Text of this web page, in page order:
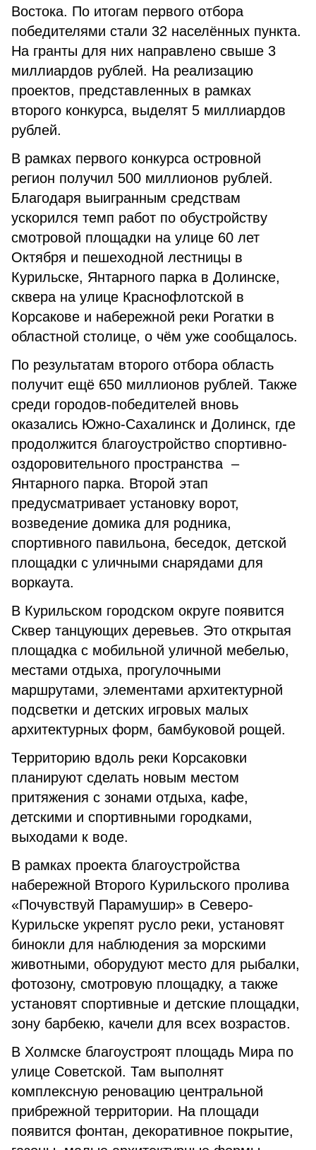
Востока. По итогам первого отбора
победителями стали 32 населённых пункта.
На гранты для них направлено свыше 3
миллиардов рублей. На реализацию
проектов, представленных в рамках
второго конкурса, выделят 5 миллиардов
рублей.
В рамках первого конкурса островной
регион получил 500 миллионов рублей.
Благодаря выигранным средствам
ускорился темп работ по обустройству
смотровой площадки на улице 60 лет
Октября и пешеходной лестницы в
Курильске, Янтарного парка в Долинске,
сквера на улице Краснофлотской в
Корсакове и набережной реки Рогатки в
областной столице, о чём уже сообщалось.
По результатам второго отбора область
получит ещё 650 миллионов рублей. Также
среди городов-победителей вновь
оказались Южно-Сахалинск и Долинск, где
продолжится благоустройство спортивно-
оздоровительного пространства –
Янтарного парка. Второй этап
предусматривает установку ворот,
возведение домика для родника,
спортивного павильона, беседок, детской
площадки с уличными снарядами для
воркаута.
В Курильском городском округе появится
Сквер танцующих деревьев. Это открытая
площадка с мобильной уличной мебелью,
местами отдыха, прогулочными
маршрутами, элементами архитектурной
подсветки и детских игровых малых
архитектурных форм, бамбуковой рощей.
Территорию вдоль реки Корсаковки
планируют сделать новым местом
притяжения с зонами отдыха, кафе,
детскими и спортивными городками,
выходами к воде.
В рамках проекта благоустройства
набережной Второго Курильского пролива
«Почувствуй Парамушир» в Северо-
Курильске укрепят русло реки, установят
бинокли для наблюдения за морскими
животными, оборудуют место для рыбалки,
фотозону, смотровую площадку, а также
установят спортивные и детские площадки,
зону барбекю, качели для всех возрастов.
В Холмске благоустроят площадь Мира по
улице Советской. Там выполнят
комплексную реновацию центральной
прибрежной территории. На площади
появится фонтан, декоративное покрытие,